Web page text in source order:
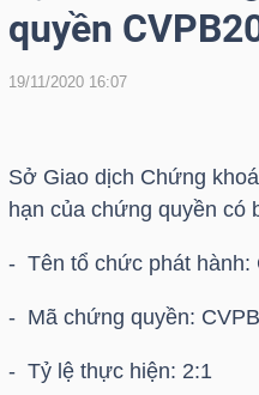
quyền
19/11/2020 16:07
Sở Giao dịch Chứng
hạn của chứng quyền có
- Tên tổ chức phát hành:
- Mã chứng quyền:
- Tỷ lệ thực hiện: 2:1